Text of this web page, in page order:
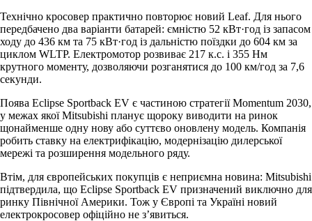
Технічно кросовер практично повторює новий Leaf. Для нього
передбачено два варіанти батарей: ємністю 52 кВт·год із запасом
ходу до 436 км та 75 кВт·год із дальністю поїздки до 604 км за
циклом WLTP. Електромотор розвиває 217 к.с. і 355 Нм
крутного моменту, дозволяючи розганятися до 100 км/год за 7,6
секунди.
Поява Eclipse Sportback EV є частиною стратегії Momentum 2030,
у межах якої Mitsubishi планує щороку виводити на ринок
щонайменше одну нову або суттєво оновлену модель. Компанія
робить ставку на електрифікацію, модернізацію дилерської
мережі та розширення модельного ряду.
Втім, для європейських покупців є неприємна новина: Mitsubishi
підтвердила, що Eclipse Sportback EV призначений виключно для
ринку Північної Америки. Тож у Європі та Україні новий
електрокросовер офіційно не з’явиться.